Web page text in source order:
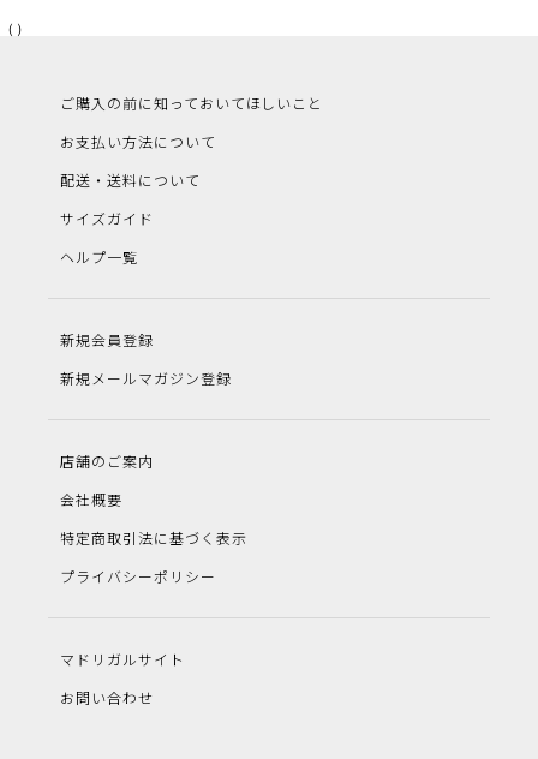
（）
ご購入の前に知っておいてほしいこと
お支払い方法について
配送・送料について
サイズガイド
ヘルプ一覧
新規会員登録
新規メールマガジン登録
店舗のご案内
会社概要
特定商取引法に基づく表示
プライバシーポリシー
マドリガルサイト
お問い合わせ